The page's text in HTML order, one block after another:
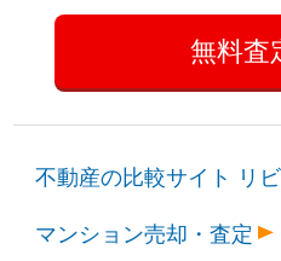
不動産の比較サイト リ
マンション売却・査定